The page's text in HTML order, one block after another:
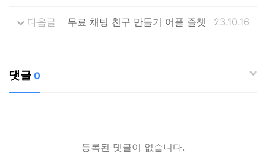
다음글 무료 채팅 친구 만들기 어플 즐챗 23.10.16
댓글 0
등록된 댓글이 없습니다.